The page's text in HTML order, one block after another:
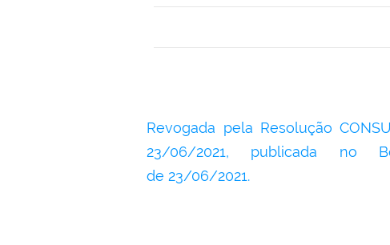
Revogada pela Resolução
23/06/2021, publicada no
de 23/06/2021.